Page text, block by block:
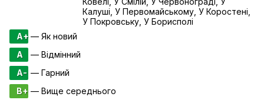
Калуші, У Первомайському, У Коростені,
У Покровську, У Борисполі
A+— Як новий
A
— Відмінний
A- — Гарний
B+ — Вище середнього